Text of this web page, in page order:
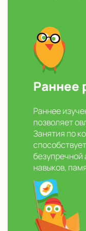
Раннее
Раннее
позволяет
Занятия по
безупречной
навыков,